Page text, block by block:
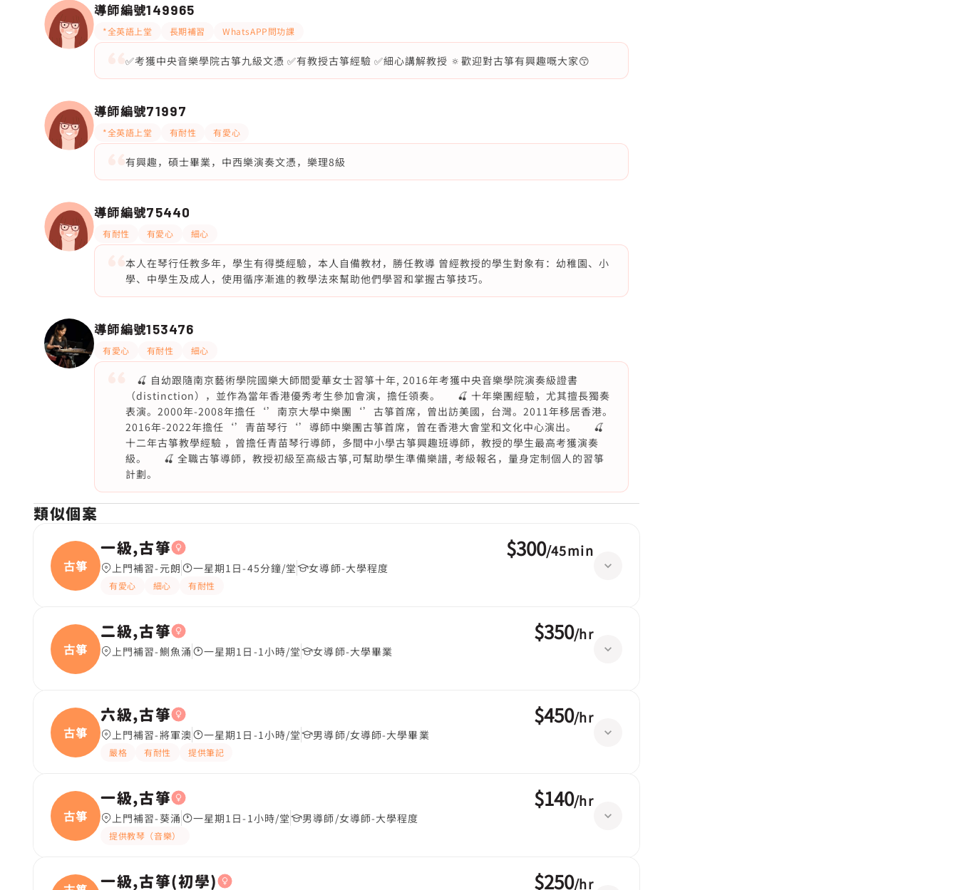
導師編號149965
*全英語上堂 長期補習 WhatsAPP問功課
✅考獲中央音樂學院古箏九級文憑 ✅有教授古箏經驗 ✅細心講解教授 🔅歡迎對古箏有興趣嘅大家😙
導師編號71997
*全英語上堂 有耐性 有愛心
有興趣，碩士畢業，中西樂演奏文憑，樂理8級
導師編號75440
有耐性 有愛心 細心
本人在琴行任教多年，學生有得獎經驗，本人自備教材，勝任教導 曾經教授的學生對象有：幼稚園、小
學、中學生及成人，使用循序漸進的教學法來幫助他們學習和掌握古箏技巧。
導師編號153476
有愛心 有耐性 細心
🍒 自幼跟隨南京藝術學院國樂大師閻愛華女士習箏十年, 2016年考獲中央音樂學院演奏級證書
（distinction），並作為當年香港優秀考生參加會演，擔任領奏。 🍒 十年樂團經驗，尤其擅長獨奏
表演。2000年-2008年擔任‘’南京大學中樂團‘’古箏首席，曾出訪美國，台灣。2011年移居香港。
2016年-2022年擔任‘’青苗琴行‘’導師中樂團古箏首席，曾在香港大會堂和文化中心演出。 🍒
十二年古箏教學經驗 ，曾擔任青苗琴行導師，多間中小學古箏興趣班導師，教授的學生最高考獲演奏
級。 🍒 全職古箏導師，教授初級至高級古箏,可幫助學生準備樂譜, 考級報名，量身定制個人的習箏
計劃。
類似個案
古箏
一級,古箏
上門補習-元朗 一星期1日-45分鐘/堂 女導師-大學程度
有愛心 細心 有耐性
$300/45min
古箏
二級,古箏
上門補習-鰂魚涌 一星期1日-1小時/堂 女導師-大學畢業
$350/hr
古箏
六級,古箏
上門補習-將軍澳 一星期1日-1小時/堂 男導師/女導師-大學畢業
嚴格 有耐性 提供筆記
$450/hr
古箏
一級,古箏
上門補習-葵涌 一星期1日-1小時/堂 男導師/女導師-大學程度
提供教琴（音樂）
$140/hr
一級,古箏(初學) $250/hr